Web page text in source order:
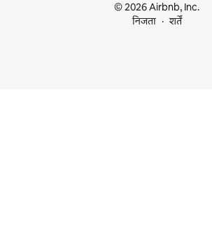
© 2026 Airbnb, Inc.
निजता
शर्तें